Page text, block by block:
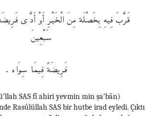
قَرَّبَ فِيهِ بِخَصْلَة مِنَ الْخَيْرِ أَوْ أَدَّى
سَبْعِينَ
فَرِيضَةً فِيمَا سِوَاه .
SAS fî ahiri yevmin min şa’bân)
Rasûlüllah SAS bir hutbe irad eyledi. Çıktı